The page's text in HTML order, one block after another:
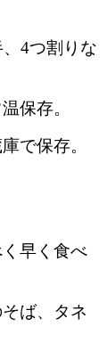
4つ割りな
保存。
で保存。
早く食べ
ば、タネ